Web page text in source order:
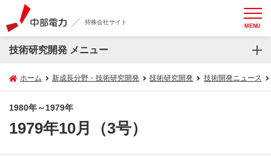
持株会社サイト MENU
技術研究開発 メニュー
ホーム 新成長分野・技術研究開発 技術研究開発 技術開発ニュース
1980年～1979年
1979年10月（3号）